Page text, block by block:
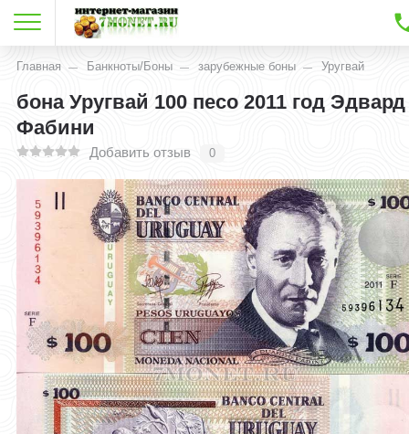
Главная Банкноты/Боны зарубежные боны Уругвай
бона Уругвай 100 песо 2011 год Эдвард
Фабини
Добавить отзыв 0